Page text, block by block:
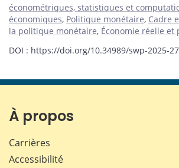
économétriques, statistiques et
économiques, Politique monétaire, Cadre
la politique monétaire, Économie réelle et
DOI : https://doi.org/10.34989/swp-2025-27
À propos
Carrières
Accessibilité